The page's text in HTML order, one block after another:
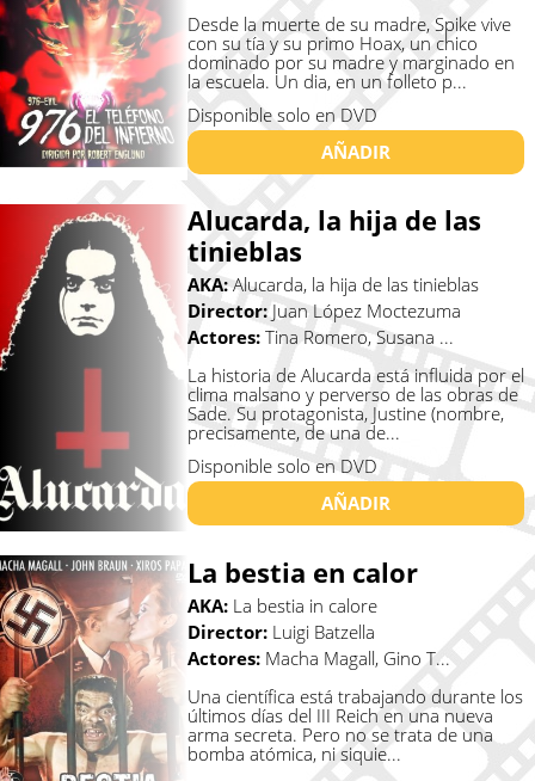
Desde la muerte de su madre, Spike vive
con su tía y su primo Hoax, un chico
dominado por su madre y marginado en
la escuela. Un dia, en un folleto p...
Disponible solo en DVD
AÑADIR
Alucarda, la hija de las
tinieblas
AKA:Alucarda, la hija de las tinieblas
Director:Juan López Moctezuma
Actores: Tina Romero, Susana ...
La historia de Alucarda está influida por el
clima malsano y perverso de las obras de
Sade. Su protagonista, Justine (nombre,
precisamente, de una de...
Disponible solo en DVD
AÑADIR
La bestia en calor
AKA: La bestia in calore
Director: Luigi Batzella
Actores: Macha Magall, Gino T...
Una científica está trabajando durante los
últimos días del III Reich en una nueva
arma secreta. Pero no se trata de una
bomba atómica, ni siquie...